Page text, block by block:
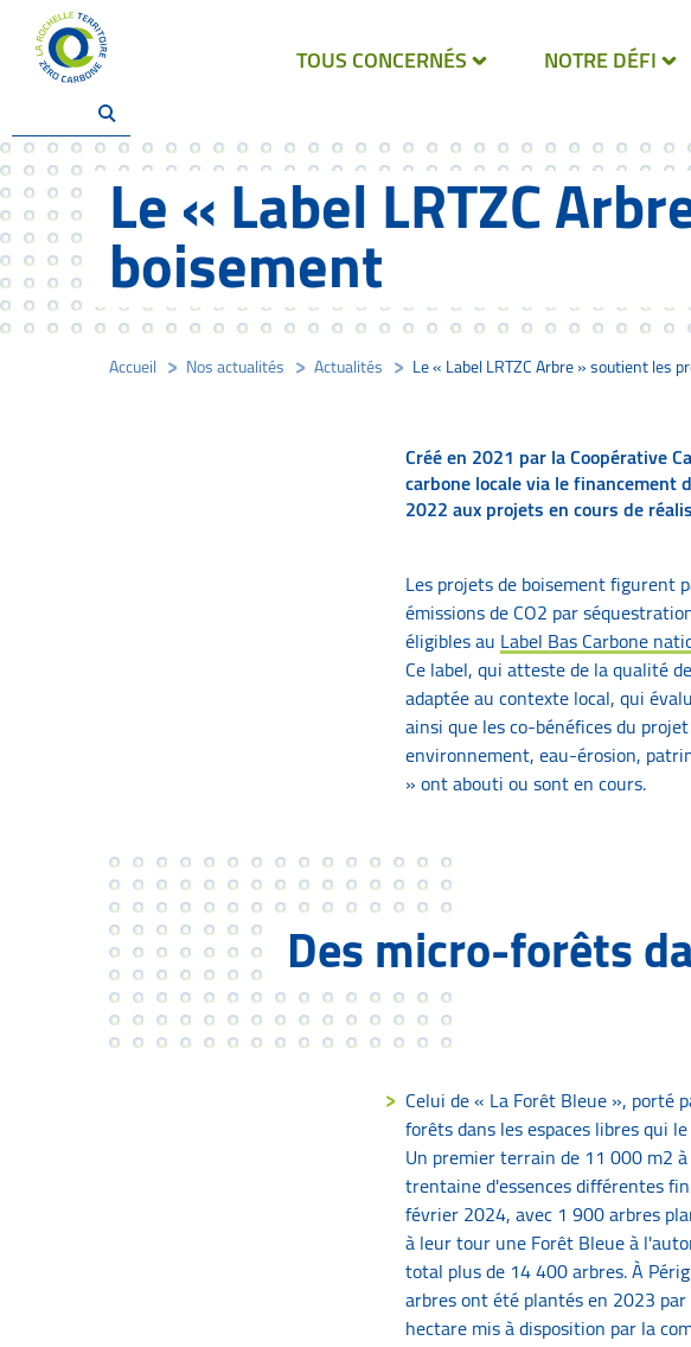
TOUS CONCERNÉS NOTRE DÉFI
Le « Label LRTZC
boisement
Accueil Nos actualités Actualités Le « Label LRTZC Arbre » soutient les
Créé en 2021 par la Coopérative
carbone locale via le
2022 aux projets en cours de
Les projets de boisement figurent
émissions de CO2 par
éligibles auLabel Bas Carbone
Ce label, qui atteste de la qualité
adaptée au contexte local, qui
ainsi que les co-bénéfices du
environnement, eau-érosion,
» ont abouti ou sont en cours.
Des micro-forêts
Celui de « La Forêt Bleue », porté
forêts dans les espaces libres qui
Un premier terrain de 11 000 m2
trentaine d'essences différentes
février 2024, avec 1 900 arbres
à leur tour une Forêt Bleue à
total plus de 14 400 arbres. À
arbres ont été plantés en 2023
hectare mis à disposition par la